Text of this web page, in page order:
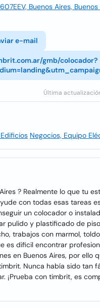
Buenos Aires, Buenos
e-mail
gmb/colocador?
Última
Negocios, Equipo
? Realmente lo que tu
con todas esas tareas
un colocador o
pulido y plastificado de
trabajos con marmol,
es dificil encontrar
en Buenos Aires, por ello
Nunca había sido tan
¡Prueba con timbrit, es